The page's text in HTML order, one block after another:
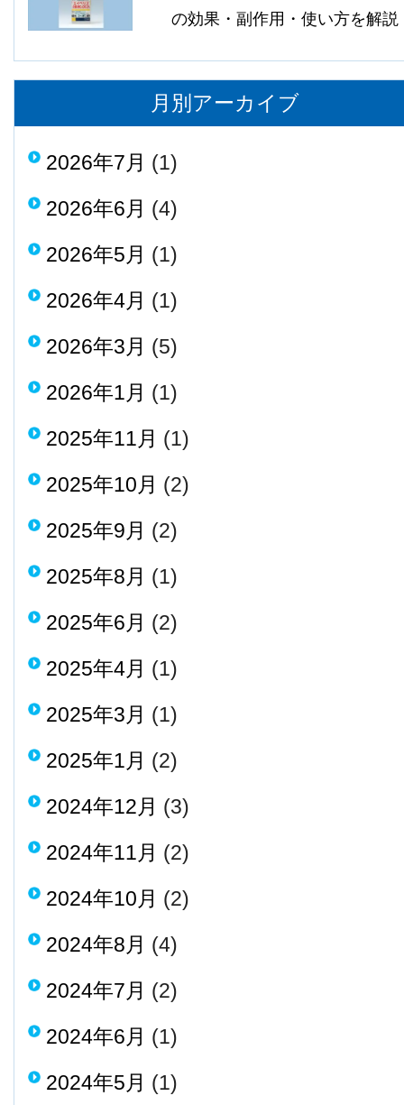
の効果・副作用・使い方を解説
月別アーカイブ
2026年7月 (1)
2026年6月 (4)
2026年5月 (1)
2026年4月 (1)
2026年3月 (5)
2026年1月 (1)
2025年11月 (1)
2025年10月 (2)
2025年9月 (2)
2025年8月 (1)
2025年6月 (2)
2025年4月 (1)
2025年3月 (1)
2025年1月 (2)
2024年12月 (3)
2024年11月 (2)
2024年10月 (2)
2024年8月 (4)
2024年7月 (2)
2024年6月 (1)
2024年5月 (1)